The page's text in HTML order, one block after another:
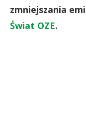
zmniejszania
Świat OZE.